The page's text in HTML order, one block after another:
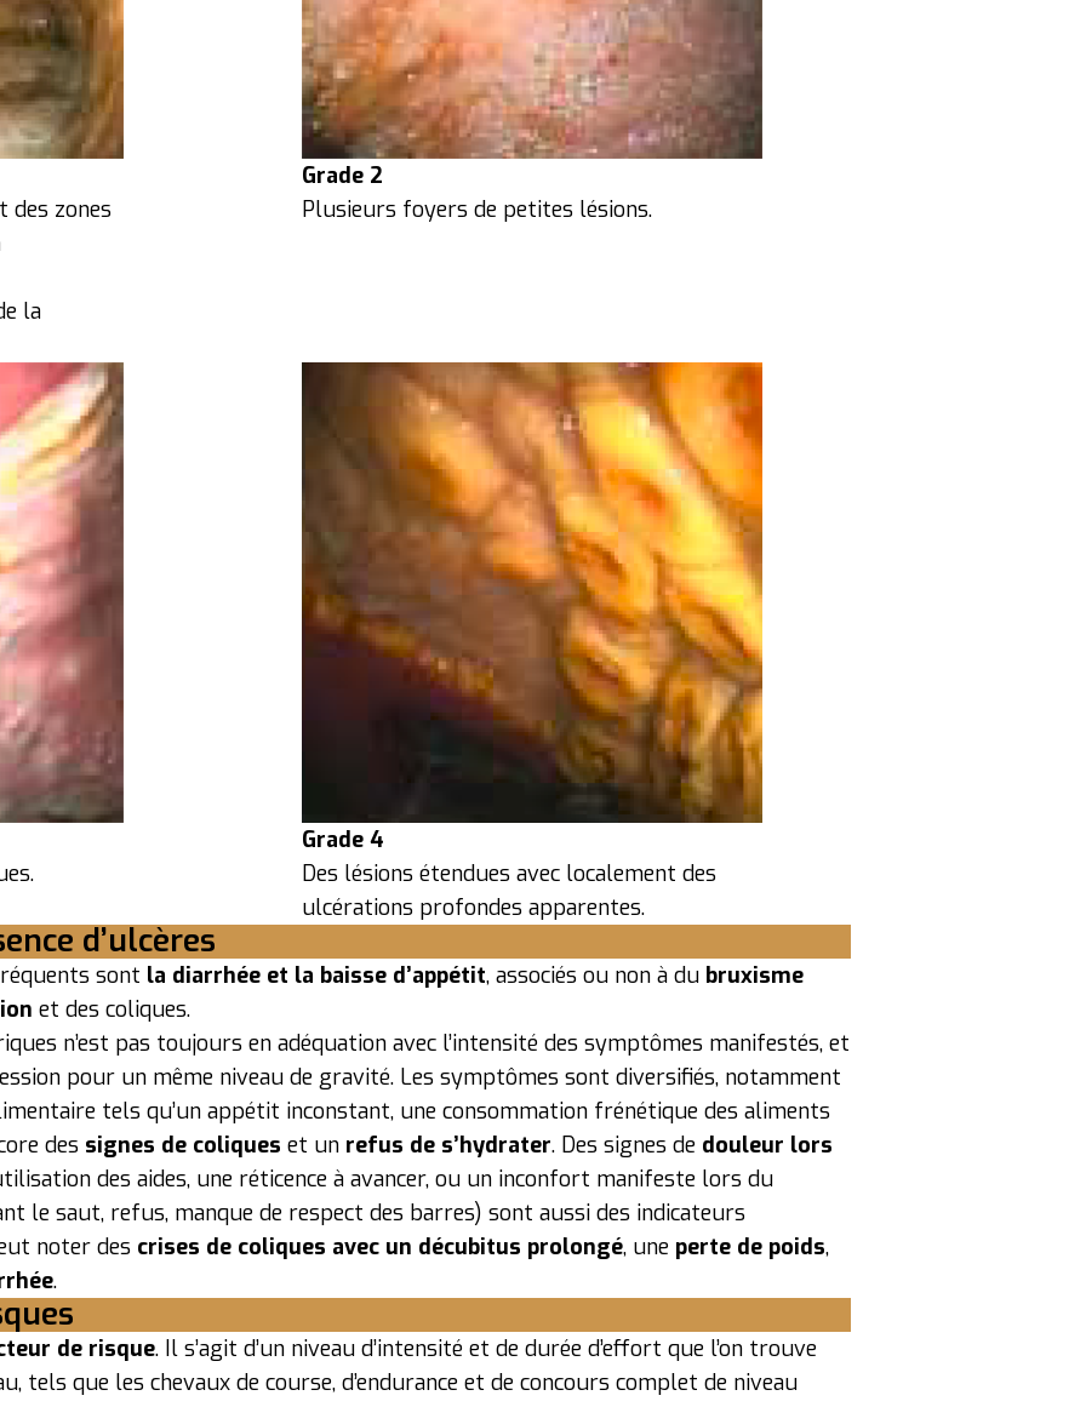
des zones
la
Grade 2
Plusieurs foyers de petites lésions.
Grade 4
Des lésions étendues avec localement des
ulcérations profondes apparentes.
d’ulcères
sont la diarrhée et la baisse d’appétit, associés ou non à du bruxisme
et des coliques.
n’est pas toujours en adéquation avec l’intensité des symptômes manifestés, et
pour un même niveau de gravité. Les symptômes sont diversifiés, notamment
tels qu’un appétit inconstant, une consommation frénétique des aliments
des signes de coliques et un refus de s’hydrater. Des signes de douleur lors
des aides, une réticence à avancer, ou un inconfort manifeste lors du
le saut, refus, manque de respect des barres) sont aussi des indicateurs
noter des crises de coliques avec un décubitus prolongé, une perte de poids,
.
de risque. Il s’agit d’un niveau d’intensité et de durée d’effort que l’on trouve
tels que les chevaux de course, d’endurance et de concours complet de niveau